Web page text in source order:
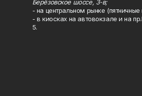
Берёзовское шоссе, 3-в;
- на центральном рынке (пятничные
- в киосках на автовокзале и на
5.